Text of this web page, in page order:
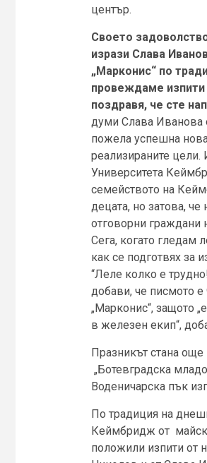
център.
Своето
изрази Слава
„Марконис“ по
провеждаме изпити
поздравя, че сте
думи Слава Иванова
пожела успешна
реализираните
Университета
семейството на
децата, но затова,
отговорни граждани
Сега, когато гледам
как се подготвях за
“Леле колко е
добави, че писмото е
„Марконис“, защото
в железен екип“,
Празникът стана още
„Ботевградска
Воденичарска пък
По традиция на
Кеймбридж от
положили изпити от